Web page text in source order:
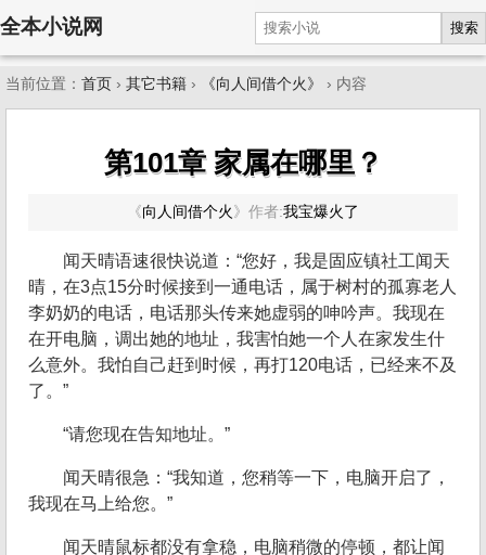
全本小说网 搜索
当前位置： 首页 › 其它书籍 › 《向人间借个火》 › 内容
第101章 家属在哪里？
《向人间借个火 》 作者:我宝爆火了
闻天晴语速很快说道：“您好，我是固应镇社工闻天
晴，在3点15分时候接到一通电话，属于树村的孤寡老人
李奶奶的电话，电话那头传来她虚弱的呻吟声。我现在
在开电脑，调出她的地址，我害怕她一个人在家发生什
么意外。我怕自己赶到时候，再打120电话，已经来不及
了。”
“请您现在告知地址。”
闻天晴很急：“我知道，您稍等一下，电脑开启了，
我现在马上给您。”
闻天晴鼠标都没有拿稳，电脑稍微的停顿，都让闻